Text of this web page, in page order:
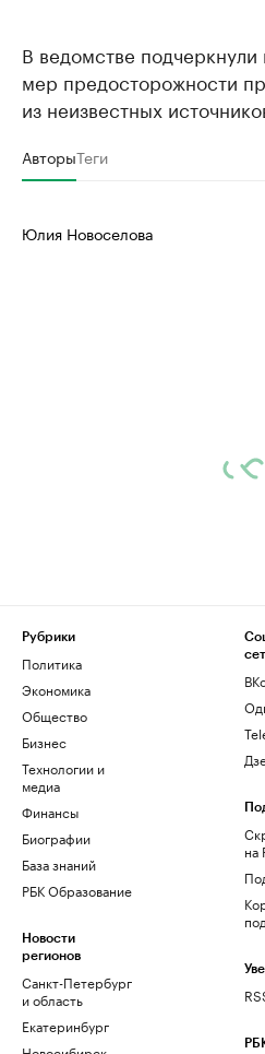
В ведомстве
мер предосторожности
из неизвестных
АвторыТеги
Юлия Новоселова
Рубрики
Политика
Экономика
Общество
Бизнес
Технологии и
медиа
Финансы
Биографии
База знаний
РБК Образование
Новости
регионов
Санкт-Петербург
и область
Екатеринбург
на